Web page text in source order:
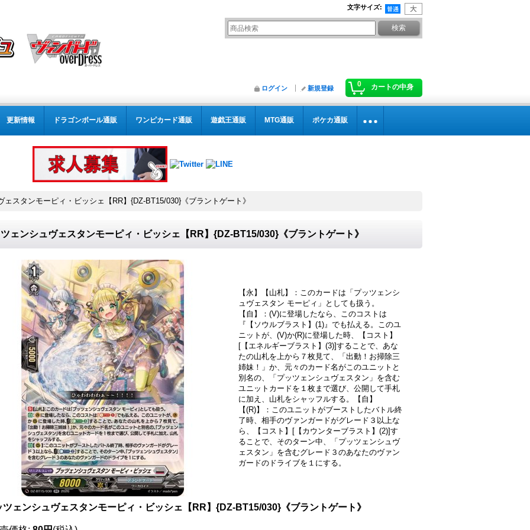
文字サイズ:
0 カートの中身
ログイン 新規登録
更新情報 ドラゴンボール通販 ワンピカード通販 遊戯王通販 MTG通販 ポケカ通販
ェスタンモーピィ・ビッシェ【RR】{DZ-BT15/030}《ブラントゲート》
ェンシュヴェスタンモーピィ・ビッシェ【RR】{DZ-BT15/030}《ブラントゲート》
【永】【山札】：このカードは「プッツェンシ
ュヴェスタン モーピィ」としても扱う。
【自】：(V)に登場したなら、このコストは
『【ソウルブラスト】(1)』でも払える。このユ
ニットが、(V)か(R)に登場した時、【コスト】
[【エネルギーブラスト】(3)]することで、あな
たの山札を上から７枚見て、「出動！お掃除三
姉妹！」か、元々のカード名がこのユニットと
別名の、「プッツェンシュヴェスタン」を含む
ユニットカードを１枚まで選び、公開して手札
に加え、山札をシャッフルする。【自】
【(R)】：このユニットがブーストしたバトル終
了時、相手のヴァンガードがグレード３以上な
ら、【コスト】[【カウンターブラスト】(2)]す
ることで、そのターン中、「プッツェンシュヴ
ェスタン」を含むグレード３のあなたのヴァン
ガードのドライブを１にする。
ツェンシュヴェスタンモーピィ・ビッシェ【RR】{DZ-BT15/030}《ブラントゲート》